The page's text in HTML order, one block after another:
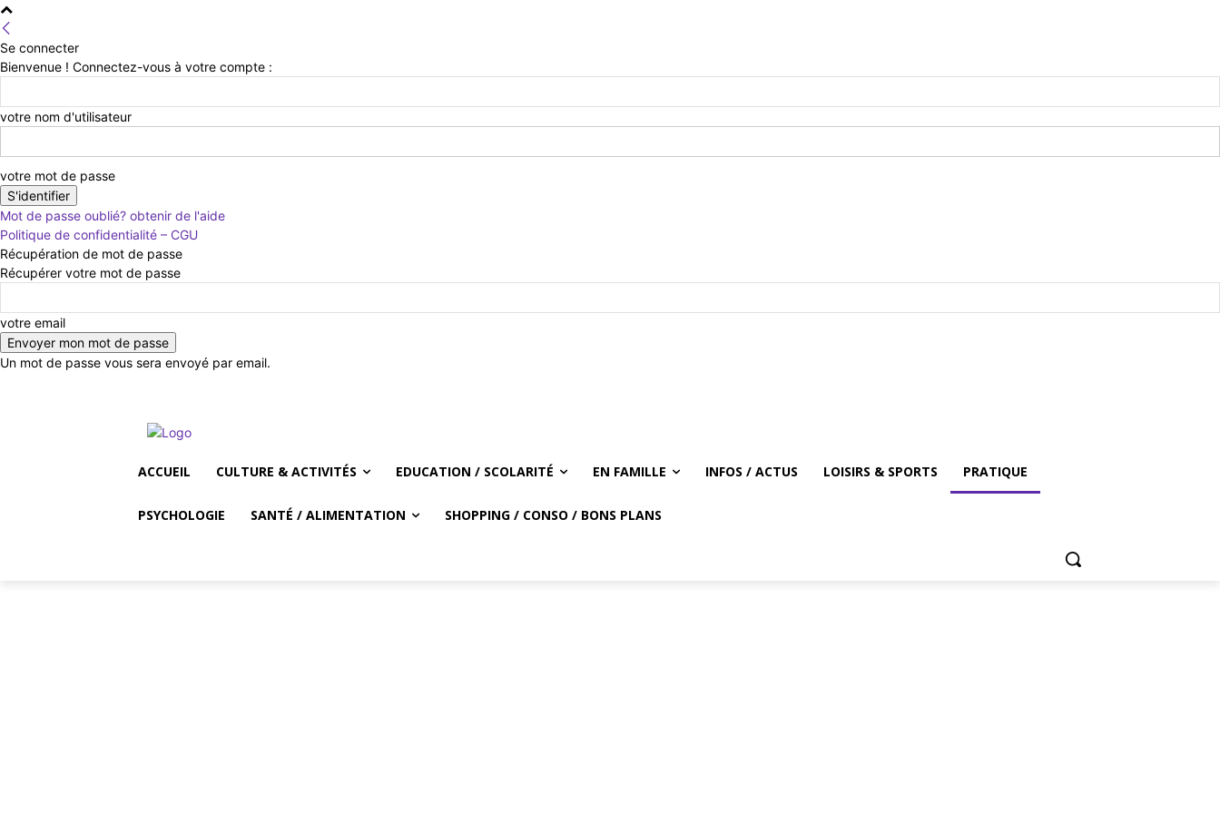
Se connecter
Bienvenue ! Connectez-vous à votre compte :
votre nom d'utilisateur
votre mot de passe
Mot de passe oublié? obtenir de l'aide
Politique de confidentialité – CGU
Récupération de mot de passe
Récupérer votre mot de passe
votre email
Un mot de passe vous sera envoyé par email.
ACCUEIL CULTURE & ACTIVITÉS EDUCATION / SCOLARITÉ EN FAMILLE INFOS / ACTUS LOISIRS & SPORTS PRATIQUE
PSYCHOLOGIE SANTÉ / ALIMENTATION SHOPPING / CONSO / BONS PLANS